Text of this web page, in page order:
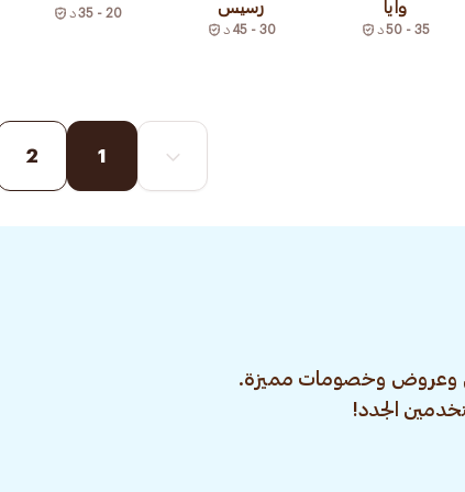
وايا
35 - 50 د
رسيس
30 - 45 د
20 - 35 د
1
2
وعروض وخصومات مميزة.
الجدد!